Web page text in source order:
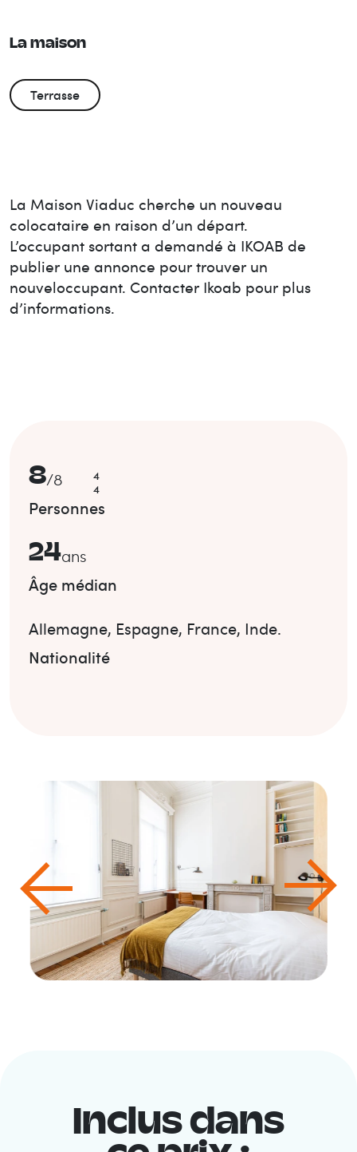
La maison
Terrasse
La Maison Viaduc cherche un nouveau
colocataire en raison d’un départ.
L’occupant sortant a demandé à IKOAB de
publier une annonce pour trouver un
nouveloccupant. Contacter Ikoab pour plus
d’informations.
8/8
4
4
Personnes
24ans
Âge médian
Allemagne, Espagne, France, Inde.
Nationalité
Inclus dans